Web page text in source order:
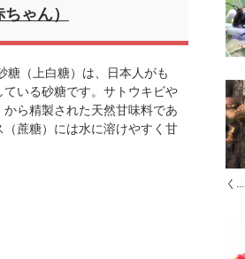
ゃん）
（上白糖）は、日本人がも
ている砂糖です。サトウキビや
ら精製された天然甘味料であ
（蔗糖）には水に溶けやすく甘
く...